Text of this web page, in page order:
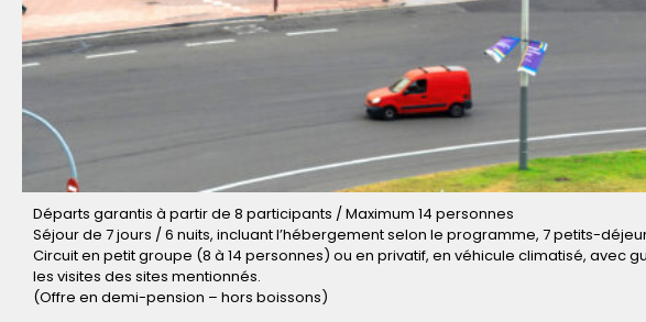
Départs garantis à partir de 8 participants / Maximum 14 personnes
Séjour de 7 jours / 6 nuits, incluant l’hébergement selon le programme, 7 petits-
Circuit en petit groupe (8 à 14 personnes) ou en privatif, en véhicule climatisé, avec
les visites des sites mentionnés.
(Offre en demi-pension – hors boissons)